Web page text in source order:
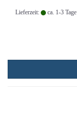
Lieferzeit: ca. 1-3 Tage